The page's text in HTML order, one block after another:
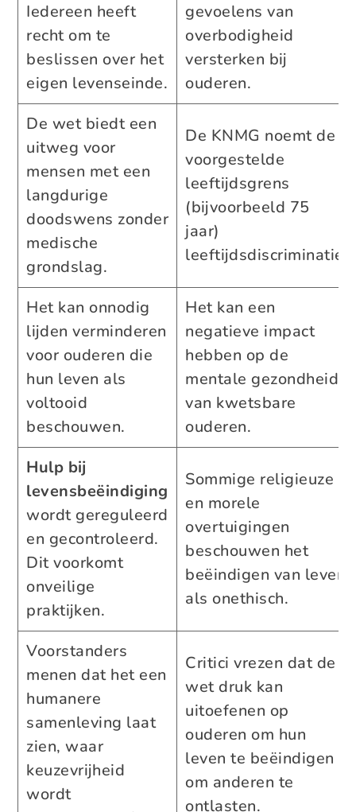
Iedereen heeft
recht om te
beslissen over het
eigen levenseinde.
gevoelens van
overbodigheid
versterken bij
ouderen.
De wet biedt een
uitweg voor
mensen met een
langdurige
doodswens zonder
medische
grondslag.
De KNMG noemt de
voorgestelde
leeftijdsgrens
(bijvoorbeeld 75
jaar)
leeftijdsdiscriminatie.
Het kan onnodig
lijden verminderen
voor ouderen die
hun leven als
voltooid
beschouwen.
Het kan een
negatieve impact
hebben op de
mentale gezondheid
van kwetsbare
ouderen.
Hulp bij
levensbeëindiging
wordt gereguleerd
en gecontroleerd.
Dit voorkomt
onveilige
praktijken.
Sommige religieuze
en morele
overtuigingen
beschouwen het
beëindigen van leven
als onethisch.
Voorstanders
menen dat het een
humanere
samenleving laat
zien, waar
keuzevrijheid
wordt
Critici vrezen dat de
wet druk kan
uitoefenen op
ouderen om hun
leven te beëindigen
om anderen te
ontlasten.